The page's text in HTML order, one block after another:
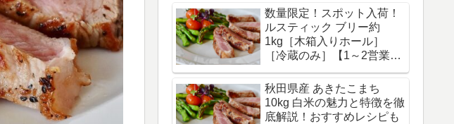
数量限定！スポット入荷！
ルスティック ブリー約
1kg［木箱入りホール］
［冷蔵のみ］【1～2営業日
年2月27日 | セレスト
（cerest）
秋田県産 あきたこまち
10kg 白米の魅力と特徴を徹
底解説！おすすめレシピも